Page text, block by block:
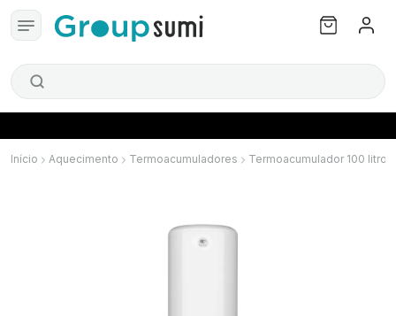
Início Aquecimento Termoacumuladores Termoacumulador 100 litros